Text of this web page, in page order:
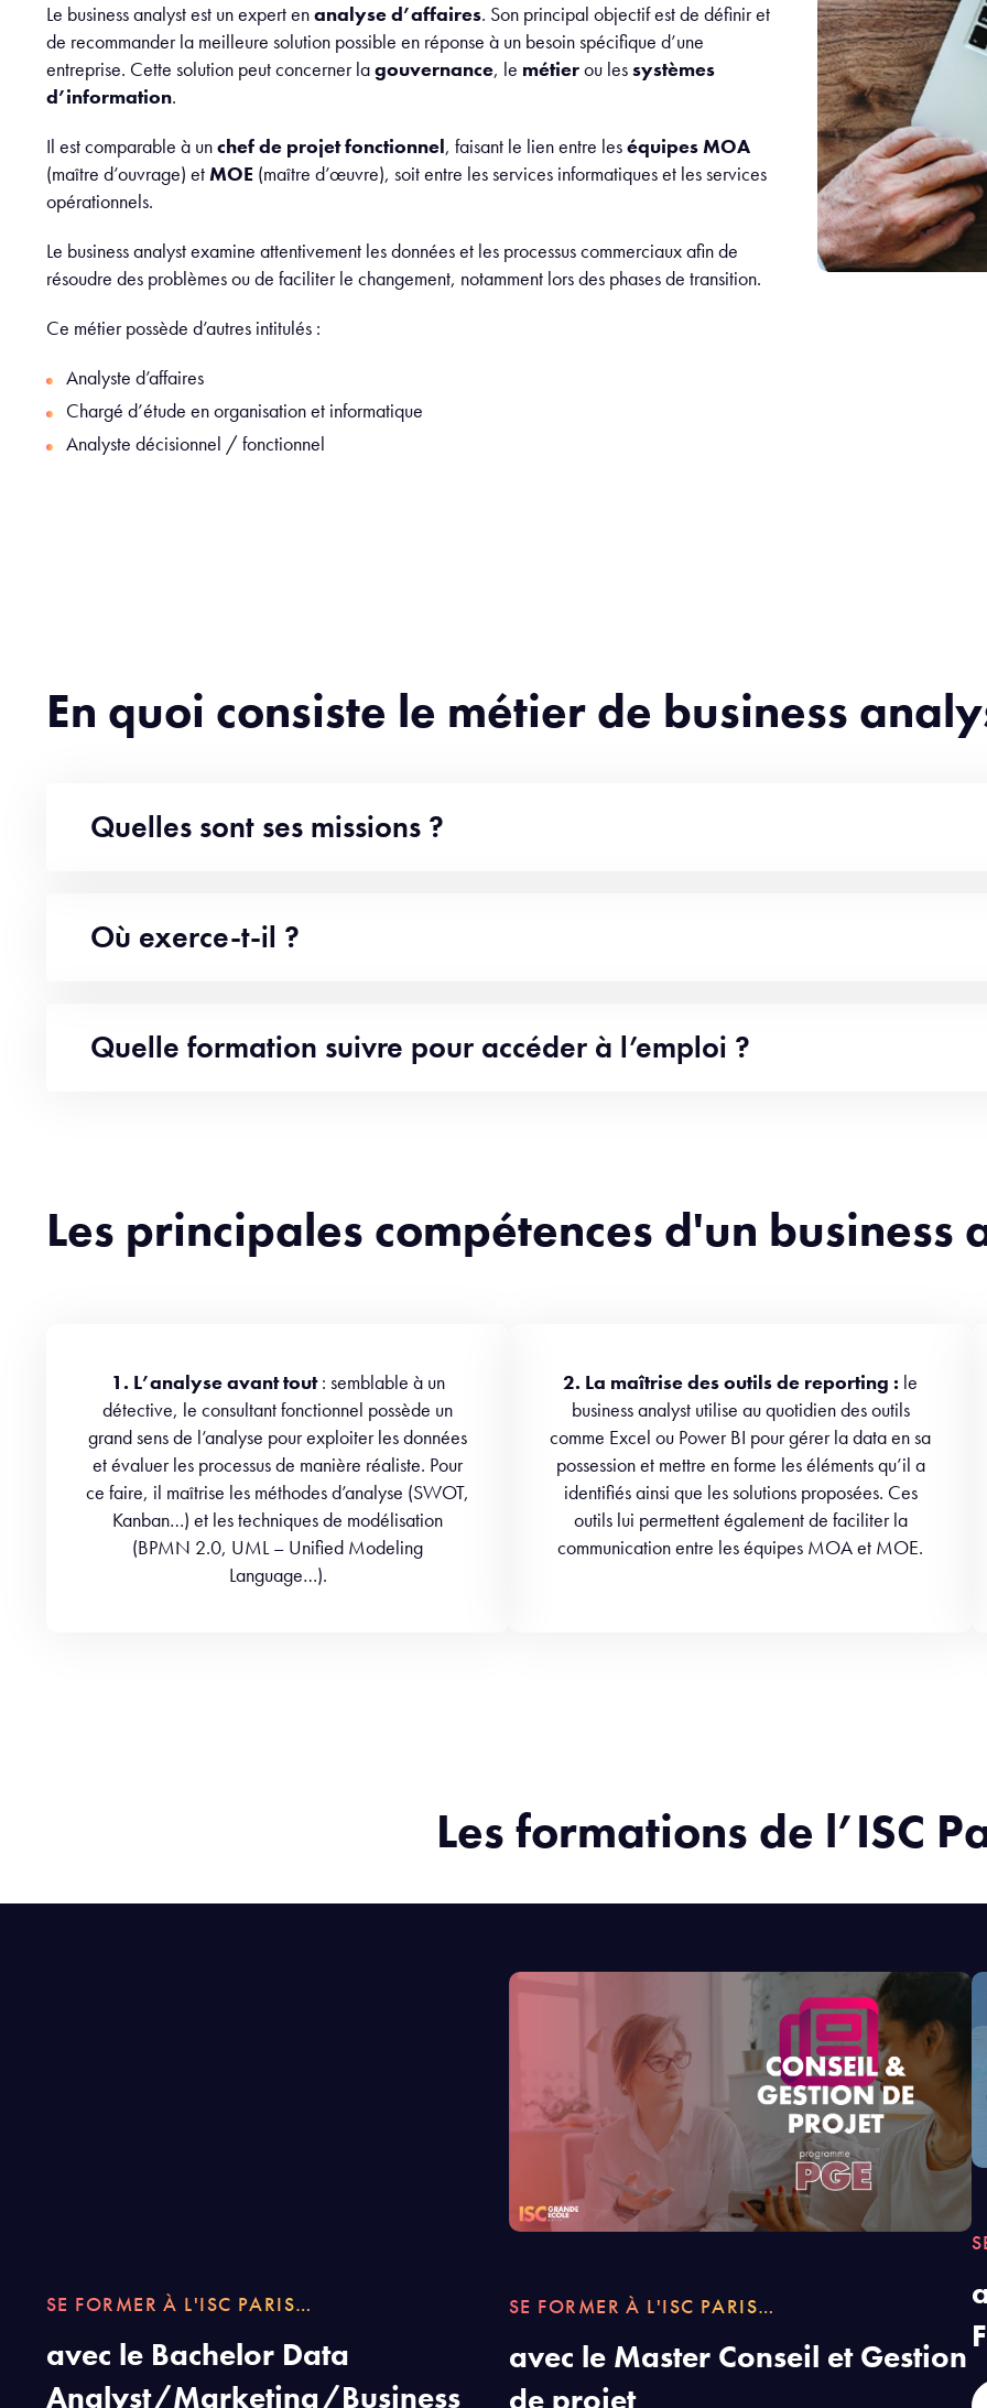
Le business analyst est un expert enanalyse d’affaires. Son principal objectif est de définir et
de recommander la meilleure solution possible en réponse à un besoin spécifique d’une
entreprise. Cette solution peut concerner lagouvernance, le métierou lessystèmes
d’information.
Il est comparable à unchef de projet fonctionnel, faisant le lien entre leséquipes MOA
(maître d’ouvrage) etMOE (maître d’œuvre), soit entre les services informatiques et les services
opérationnels.
Le business analyst examine attentivement les données et les processus commerciaux afin de
résoudre des problèmes ou de faciliter le changement, notamment lors des phases de transition.
Ce métier possède d’autres intitulés :
Analyste d’affaires
Chargé d’étude en organisation et informatique
Analyste décisionnel / fonctionnel
En quoi consiste le métier de business
Quelles sont ses missions ?
Où exerce-t-il ?
Quelle formation suivre pour accéder à l’emploi ?
Les principales compétences d'un business
1. L’analyse avant tout: semblable à un
détective, le consultant fonctionnel possède un
grand sens de l’analyse pour exploiter les données
et évaluer les processus de manière réaliste. Pour
ce faire, il maîtrise les méthodes d’analyse (SWOT,
Kanban…) et les techniques de modélisation
(BPMN 2.0, UML – Unified Modeling
Language…).
2. La maîtrise des outils de reporting : le
business analyst utilise au quotidien des outils
comme Excel ou Power BI pour gérer la data en sa
possession et mettre en forme les éléments qu’il a
identifiés ainsi que les solutions proposées. Ces
outils lui permettent également de faciliter la
communication entre les équipes MOA et MOE.
Les formations de l’ISC
SE FORMER À L'ISC PARIS…
avec le Bachelor Data
Analyst/Marketing/Business
SE FORMER À L'ISC PARIS…
avec le Master Conseil et Gestion
de projet